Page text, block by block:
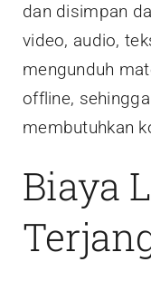
dan disimpan
video, audio,
mengunduh
offline,
membutuhkan
Biaya